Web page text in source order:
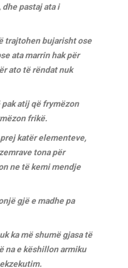
pastaj ata i
trajtohen bujarisht ose
ata marrin hak për
ato të rëndat nuk
atij që frymëzon
frikë.
katër elementeve,
tona për
ne të kemi mendje
gjë e madhe pa
ka më shumë gjasa të
na e këshillon armiku